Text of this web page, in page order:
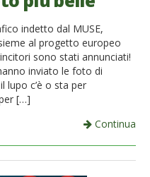
indetto dal MUSE,
al progetto europeo
sono stati annunciati!
inviato le foto di
lupo c’è o sta per
[…]
Continua